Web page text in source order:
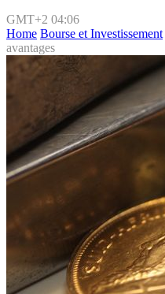
GMT+2 04:06
Home Bourse et Investissement
avantages